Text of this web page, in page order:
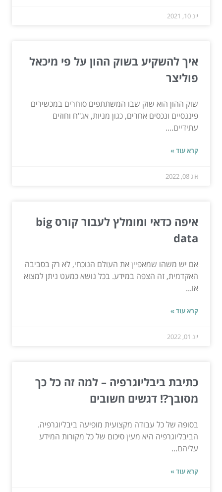
יונ 10, 2021
איך להשקיע בשוק ההון על פי מיכאל
פוליצר
שוק ההון הוא שוק שבו המשתתפים סוחרים במכשירים
פיננסיים ונכסים אחרים, כגון מניות, אג"ח וחוזים
עתידיים....
קרא עוד »
אוג 08, 2022
איפה כדאי ומומלץ לעבור קורס big
data
אם יש משהו שמאפיין את העולם הנוכחי, לא רק בסביבה
האקדמית, זה הצפה במידע. בכל נושא כמעט ניתן למצוא
או...
קרא עוד »
יונ 01, 2022
כתיבת ביבליוגרפיה – למה זה כל כך
מסובך?! דגשים חשובים
בסופה של כל עבודה מקצועית מופיעה ביבליוגרפיה.
הביבליוגרפיה היא מעין סיכום של כל מקורות המידע
עליהם...
קרא עוד »